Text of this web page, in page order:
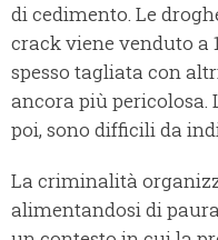
di cedimento. Le
crack viene venduto a
spesso tagliata con
ancora più pericolosa.
poi, sono difficili da
La criminalità
alimentandosi di